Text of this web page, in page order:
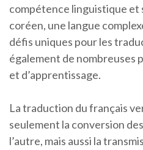
compétence linguistique et
coréen, une langue
défis uniques pour les
également de nombreuses
et d’apprentissage.
La traduction du français
seulement la conversion
l’autre, mais aussi la